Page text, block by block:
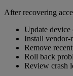
After recovering
Update device
Install vendor-
Remove
Roll back
Review crash